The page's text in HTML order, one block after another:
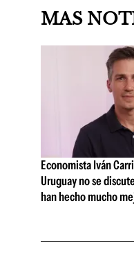
MAS
Economista Iván
Uruguay no se
han hecho mucho